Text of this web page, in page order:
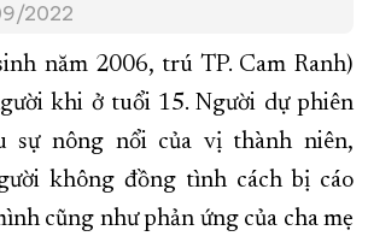
HÒA
QUÊ HƯƠNG
HÀNH CHÍNH
MỚI LỊCH CẮT ĐIỆN
DỰNG VÀ PHÁT TRIỂN TỈNH KHÁNH HÒA
2022
năm 2006, trú TP. Cam Ranh)
khi ở tuổi 15. Người dự phiên
sự nông nổi của vị thành niên,
không đồng tình cách bị cáo
cũng như phản ứng của cha mẹ